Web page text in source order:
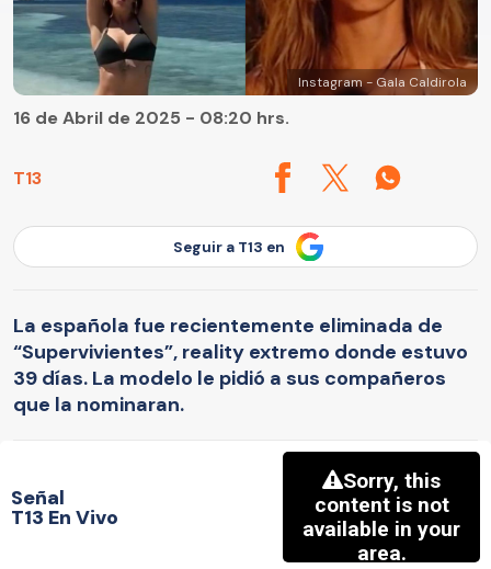
Instagram - Gala Caldirola
T13
16 de Abril de 2025 - 08:20 hrs.
Seguir a T13 en
La española fue recientemente eliminada de
“Supervivientes”, reality extremo donde estuvo
39 días. La modelo le pidió a sus compañeros
que la nominaran.
Señal
T13 En Vivo